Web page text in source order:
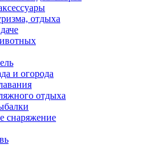
отдыха
и огорода
отдыха
снаряжение